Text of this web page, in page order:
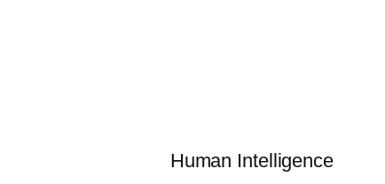
Human Intelligence